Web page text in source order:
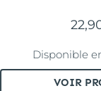
VOIR
Disponible